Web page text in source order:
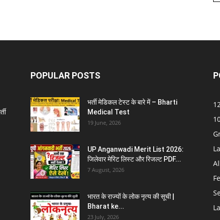
POPULAR POSTS
भर्ती मेडिकल टेस्ट के बारे में – Bharti
Medical Test
19 June, 2026
UP Anganwadi Merit List 2026:
जिलेवार मेरिट लिस्ट और रिजल्ट PDF...
7 August, 2026
भारत के राज्यों के लोक नृत्य की सूची |
Bharat ke...
23 July, 2026